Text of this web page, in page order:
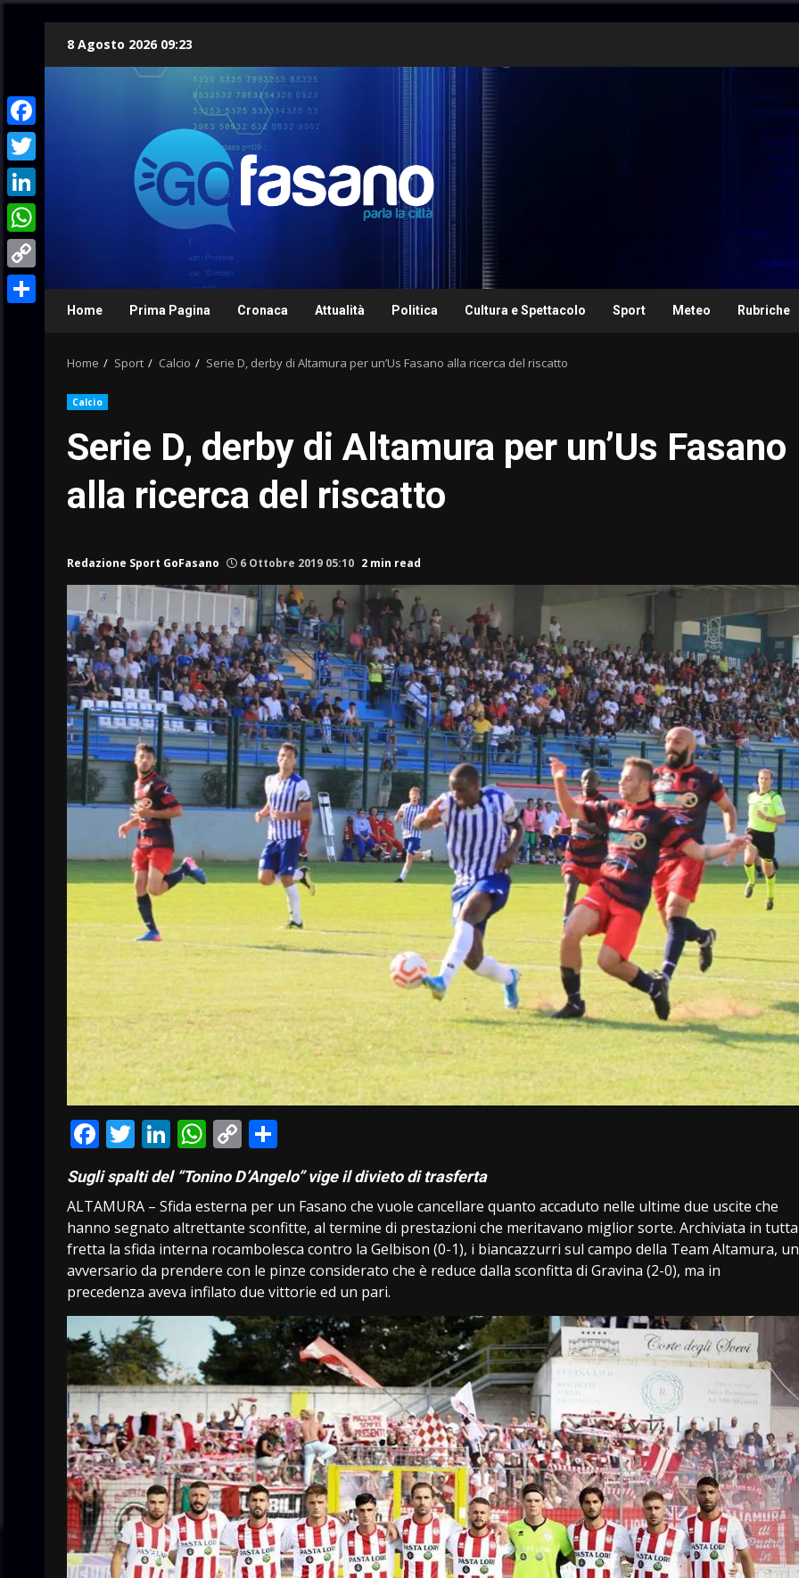
8 Agosto 2026 09:23
Home Prima Pagina Cronaca Attualità Politica Cultura e Spettacolo Sport Meteo Rubriche
Home Sport Calcio Serie D, derby di Altamura per un’Us Fasano alla ricerca del riscatto
Calcio
Serie D, derby di Altamura per un’Us Fasano
alla ricerca del riscatto
Redazione Sport GoFasano 6 Ottobre 2019 05:10 2 min read
Facebook
Twitter
LinkedIn
WhatsApp
Copy
Link
Sugli spalti del “Tonino D’Angelo” vige il divieto di trasferta
ALTAMURA – Sfida esterna per un Fasano che vuole cancellare quanto accaduto nelle ultime due uscite che
hanno segnato altrettante sconfitte, al termine di prestazioni che meritavano miglior sorte. Archiviata in tutta
fretta la sfida interna rocambolesca contro la Gelbison (0-1), i biancazzurri sul campo della Team Altamura, un
avversario da prendere con le pinze considerato che è reduce dalla sconfitta di Gravina (2-0), ma in
precedenza aveva infilato due vittorie ed un pari.
Facebook
Twitter
LinkedIn
WhatsApp
Copy